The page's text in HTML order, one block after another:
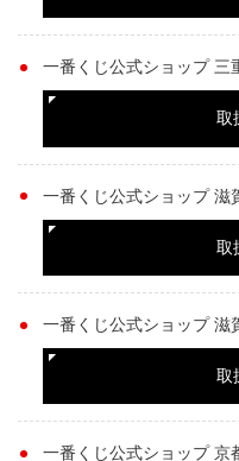
一番くじ公式ショップ 三
取
一番くじ公式ショップ 滋
取
一番くじ公式ショップ 滋
取
一番くじ公式ショップ 京